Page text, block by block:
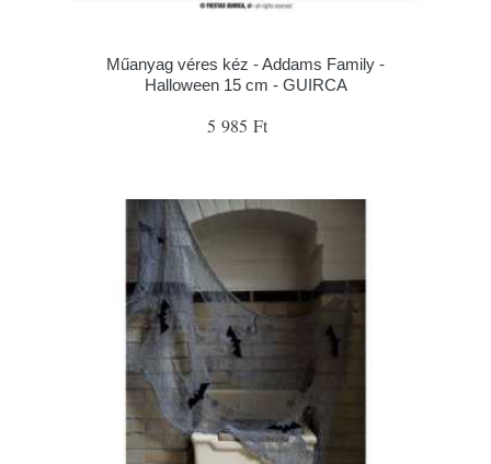
Műanyag véres kéz - Addams Family -
Halloween 15 cm - GUIRCA
5 985 Ft